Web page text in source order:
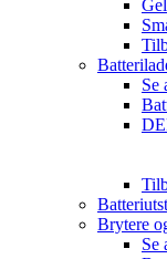
Se
Brytere
Se